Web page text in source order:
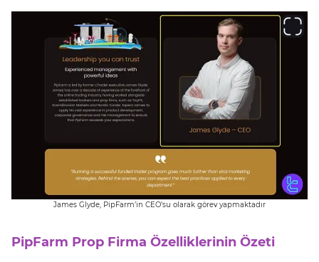
James Glyde, PipFarm’in CEO’su olarak görev yapmaktadır
PipFarm Prop Firma Özelliklerinin Özeti